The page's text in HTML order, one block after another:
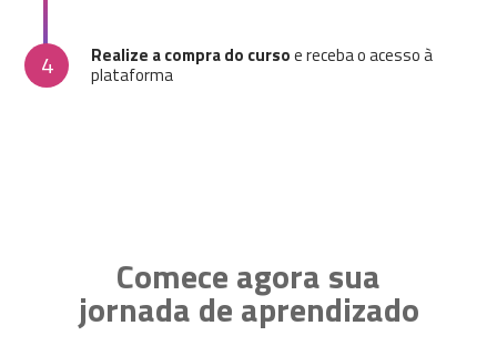
4 Realize a compra do cursoe receba o acesso à
plataforma
Comece agora sua
jornada de aprendizado